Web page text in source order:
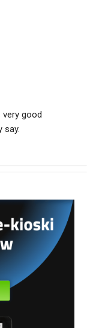
very good
say.